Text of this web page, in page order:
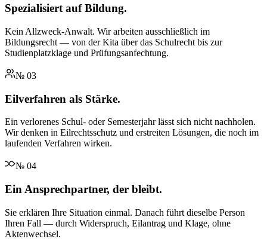
Spezialisiert auf Bildung.
Kein Allzweck-Anwalt. Wir arbeiten ausschließlich im
Bildungsrecht — von der Kita über das Schulrecht bis zur
Studienplatzklage und Prüfungsanfechtung.
№ 03
Eilverfahren als Stärke.
Ein verlorenes Schul- oder Semesterjahr lässt sich nicht nachholen.
Wir denken in Eilrechtsschutz und erstreiten Lösungen, die noch im
laufenden Verfahren wirken.
№ 04
Ein Ansprechpartner, der bleibt.
Sie erklären Ihre Situation einmal. Danach führt dieselbe Person
Ihren Fall — durch Widerspruch, Eilantrag und Klage, ohne
Aktenwechsel.